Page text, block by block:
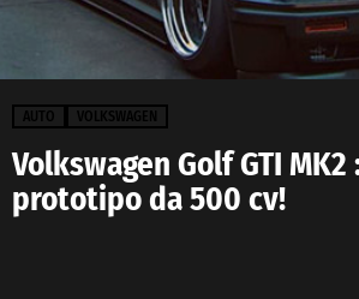
AUTO VOLKSWAGEN
Volkswagen Golf GTI MK2
prototipo da 500 cv!